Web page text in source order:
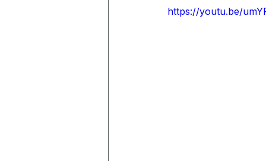
https://youtu.be/